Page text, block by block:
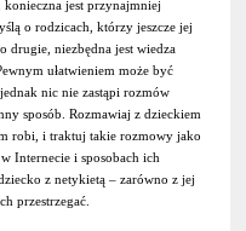
jest przynajmniej
o rodzicach, którzy jeszcze jej
drugie, niezbędna jest wiedza
ułatwieniem może być
nic nie zastąpi rozmów
sposób. Rozmawiaj z dzieckiem
robi, i traktuj takie rozmowy jako
Internecie i sposobach ich
z netykietą – zarówno z jej
przestrzegać.